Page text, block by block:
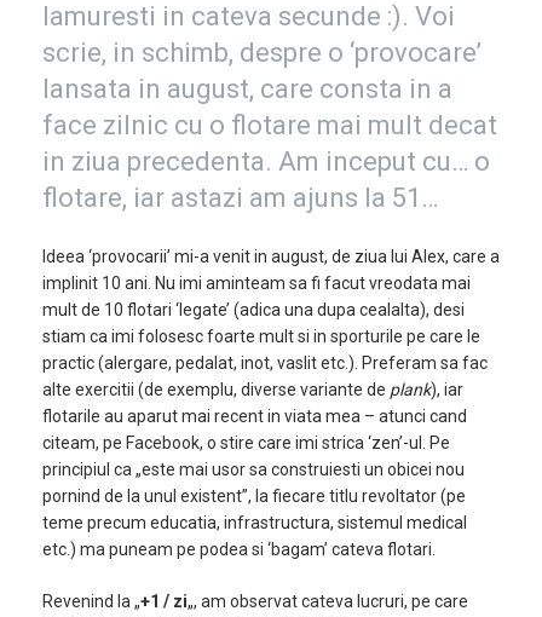
lamuresti in cateva secunde :). Voi
scrie, in schimb, despre o ‘provocare’
lansata in august, care consta in a
face zilnic cu o flotare mai mult decat
in ziua precedenta. Am inceput cu… o
flotare, iar astazi am ajuns la 51…
Ideea ‘provocarii’ mi-a venit in august, de ziua lui Alex, care a
implinit 10 ani. Nu imi aminteam sa fi facut vreodata mai
mult de 10 flotari ‘legate’ (adica una dupa cealalta), desi
stiam ca imi folosesc foarte mult si in sporturile pe care le
practic (alergare, pedalat, inot, vaslit etc.). Preferam sa fac
alte exercitii (de exemplu, diverse variante de plank), iar
flotarile au aparut mai recent in viata mea – atunci cand
citeam, pe Facebook, o stire care imi strica ‘zen’-ul. Pe
principiul ca „este mai usor sa construiesti un obicei nou
pornind de la unul existent”, la fiecare titlu revoltator (pe
teme precum educatia, infrastructura, sistemul medical
etc.) ma puneam pe podea si ‘bagam’ cateva flotari.
Revenind la „+1 / zi„, am observat cateva lucruri, pe care